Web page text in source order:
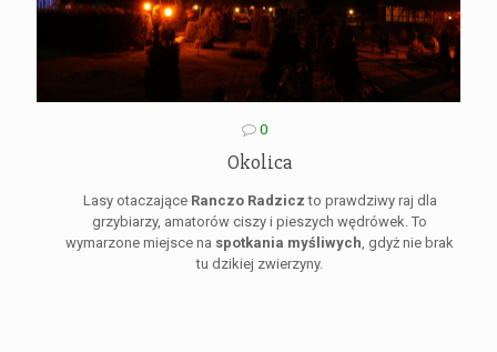
0
Okolica
Lasy otaczające Ranczo Radzicz to prawdziwy raj dla
grzybiarzy, amatorów ciszy i pieszych wędrówek. To
wymarzone miejsce na spotkania myśliwych, gdyż nie brak
tu dzikiej zwierzyny.